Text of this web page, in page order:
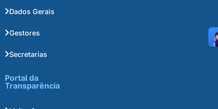
Dados Gerais
Gestores
Secretarias
Portal da
Transparência